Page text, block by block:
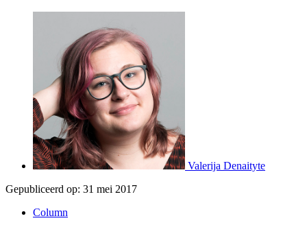
Valerija Denaityte
Gepubliceerd op: 31 mei 2017
Column